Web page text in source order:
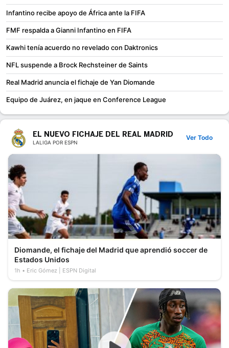
Infantino recibe apoyo de África ante la FIFA
FMF respalda a Gianni Infantino en FIFA
Kawhi tenía acuerdo no revelado con Daktronics
NFL suspende a Brock Rechsteiner de Saints
Real Madrid anuncia el fichaje de Yan Diomande
Equipo de Juárez, en jaque en Conference League
EL NUEVO FICHAJE DEL REAL MADRID
LALIGA POR ESPN
Ver Todo
Diomande, el fichaje del Madrid que aprendió soccer de
Estados Unidos
1h Eric Gómez | ESPN Digital